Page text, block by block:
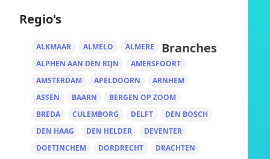
Regio's
ALKMAAR ALMELO
ALMERE
ALPHEN AAN DEN RIJN
AMERSFOORT
AMSTERDAM
APELDOORN
ARNHEM
ASSEN
BAARN
BERGEN OP ZOOM
BREDA
CULEMBORG DELFT
DEN BOSCH
DEN HAAG
DEN HELDER
DEVENTER
DOETINCHEM
DORDRECHT
DRACHTEN
Branches